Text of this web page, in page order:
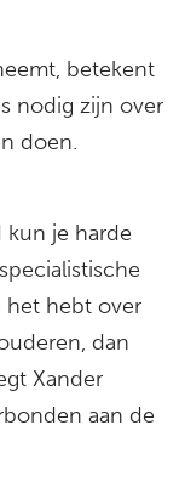
betekent
nodig zijn over
doen.
kun je harde
het hebt over
dan
Xander
aan de